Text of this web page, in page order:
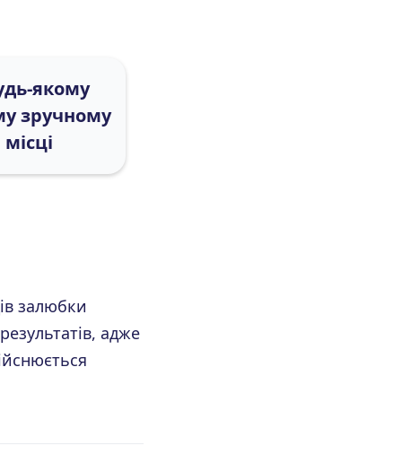
якому
зручному
місці
залюбки
адже